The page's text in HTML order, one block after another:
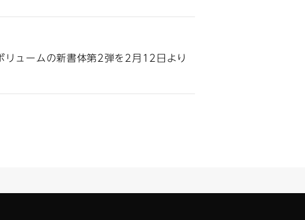
リュームの新書体第2弾を2月12日より